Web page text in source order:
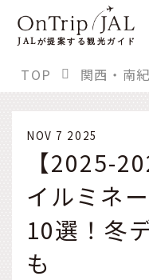
JALが提案する観光ガイド
TOP 関西・南紀
NOV 7 2025
【2025-
イルミネ
10選！冬
も